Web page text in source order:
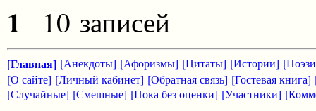
1 10 записей
[Главная] [Анекдоты] [Афоризмы] [Цитаты] [Истории]
[О сайте] [Личный кабинет] [Обратная связь] [Гостевая книга]
[Случайные] [Смешные] [Пока без оценки] [Участники]